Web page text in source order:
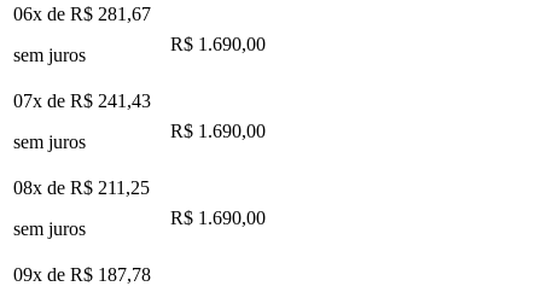
06x de R$ 281,67
sem juros
R$ 1.690,00
07x de R$ 241,43
sem juros
R$ 1.690,00
08x de R$ 211,25
sem juros
R$ 1.690,00
09x de R$ 187,78